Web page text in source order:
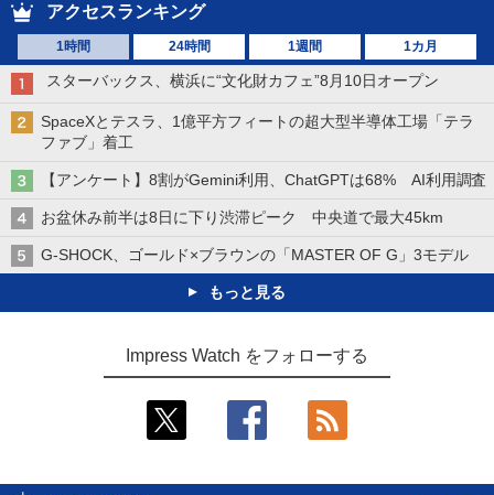
アクセスランキング
1時間 24時間 1週間 1カ月
スターバックス、横浜に“文化財カフェ”8月10日オープン
SpaceXとテスラ、1億平方フィートの超大型半導体工場「テラ
ファブ」着工
【アンケート】8割がGemini利用、ChatGPTは68% AI利用調査
お盆休み前半は8日に下り渋滞ピーク 中央道で最大45km
G-SHOCK、ゴールド×ブラウンの「MASTER OF G」3モデル
もっと見る
Impress Watch をフォローする